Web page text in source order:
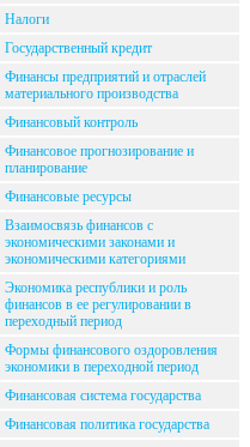
Налоги
Государственный кредит
Финансы предприятий и отраслей
материального производства
Финансовый контроль
Финансовое прогнозирование и
планирование
Финансовые ресурсы
Взаимосвязь финансов с
экономическими законами и
экономическими категориями
Экономика республики и роль
финансов в ее регулировании в
переходный период
Формы финансового оздоровления
экономики в переходной период
Финансовая система государства
Финансовая политика государства